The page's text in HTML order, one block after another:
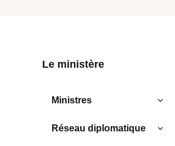
Le ministère
Ministres
Réseau diplomatique